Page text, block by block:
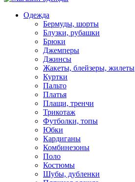
Одежда
Бермуды, шорты
Блузки, рубашки
Брюки
Джемперы
Джинсы
Жакеты, блейзеры, жилеты
Куртки
Пальто
Платья
Плащи, тренчи
Трикотаж
Футболки, топы
Юбки
Кардиганы
Комбинезоны
Поло
Костюмы
Шубы, дубленки